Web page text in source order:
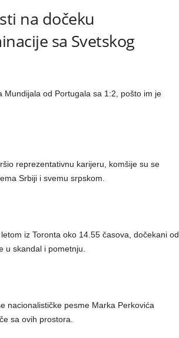
na dočeku
sa Svetskog
od Portugala sa 1:2, pošto im je
reprezentativnu karijeru, komšije su se
Srbiji i svemu srpskom.
iz Toronta oko 14.55 časova, dočekani od
u skandal i pometnju.
nacionalističke pesme Marka Perkovića
sa ovih prostora.